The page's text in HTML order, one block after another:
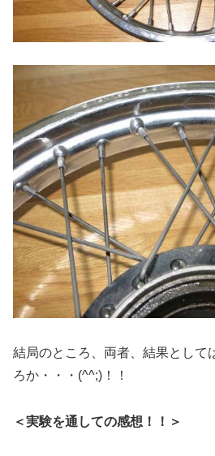
結局のところ、両者、結果として
ろか・・・(^^;)！！
＜実験を通しての感想！！＞